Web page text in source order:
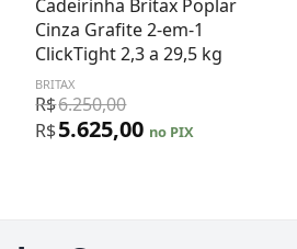
Cadeirinha Britax Poplar
Cinza Grafite 2-em-1
ClickTight 2,3 a 29,5 kg
BRITAX
R$6.250,00
R$5.625,00 no PIX